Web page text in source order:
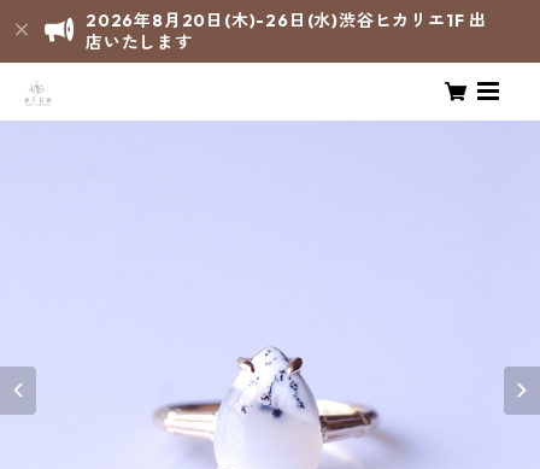
2026年8月20日(木)-26日(水)渋谷ヒカリエ1F 出
店いたします